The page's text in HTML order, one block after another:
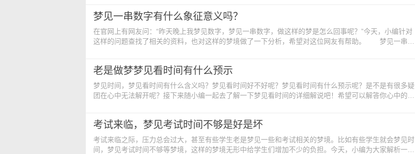
间，快点找个BF不要孤苦伶仃&he
梦见一串数字有什么象征意义吗？
在官网上有网友问：“昨天晚上我梦见数字，梦见一串数字，做这样的梦是怎么回事呢？”今天，小编针对
这样的问题查找了相关的资料，也对这样的梦境做了一下分析，希望对这位网友有帮助。 梦见一串数
能让你忙
老是做梦梦见看时间有什么预示
梦见时间，梦见看时间有什么含义吗？梦见看时间好不好呢？梦见看时间有什么预示呢？是不是有很多疑
团在心中无法解开呢？接下来随小编一起去了解一下梦见看时间的详细解说吧！希望可以解答你心中的疑
工作很忙，事务或交际很多，这个梦预示
考试来临，梦见考试时间不够是好是坏
考试来临之际，压力总会过大，甚至有些学生老是梦见一些和考试相关的梦境。比如有些学生就会梦见时
间，梦见考试时间不够等梦境，这样的梦境无形中给学生们增加不少的负担。今天，小编为大家解析一下